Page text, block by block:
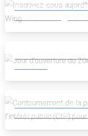
Inscrivez-cous
Tournoi de golf
Jour d’ouverture
triennal
Contournement
Commission de
pour le groupe EB